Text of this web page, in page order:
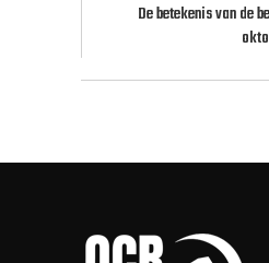
De betekenis van de